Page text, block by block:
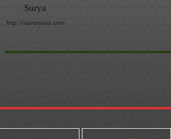
Surya
http://siaranesia.com